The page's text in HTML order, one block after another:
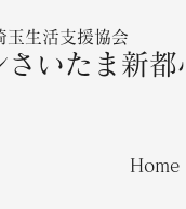
玉生活支援協会
さいたま新都
Home